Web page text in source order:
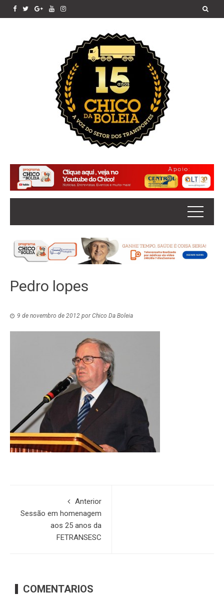
Pedro lopes
9 de novembro de 2012 porChico Da Boleia
Anterior
Sessão em homenagem
aos 25 anos da
FETRANSESC
COMENTARIOS